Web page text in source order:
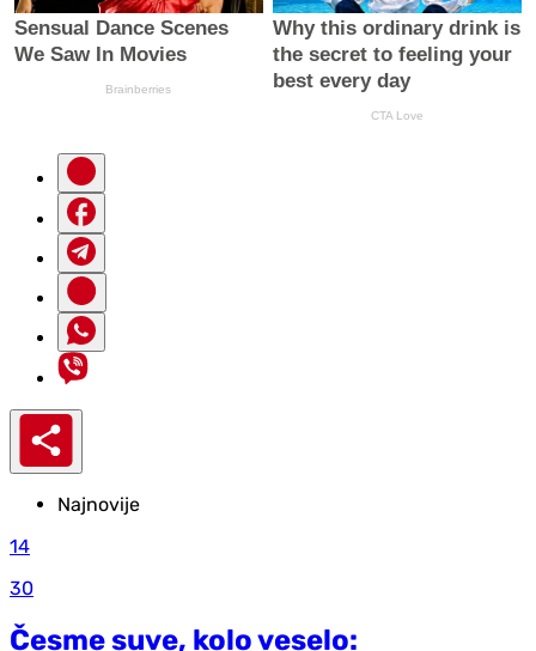
Najnovije
14
30
Česme suve, kolo veselo: